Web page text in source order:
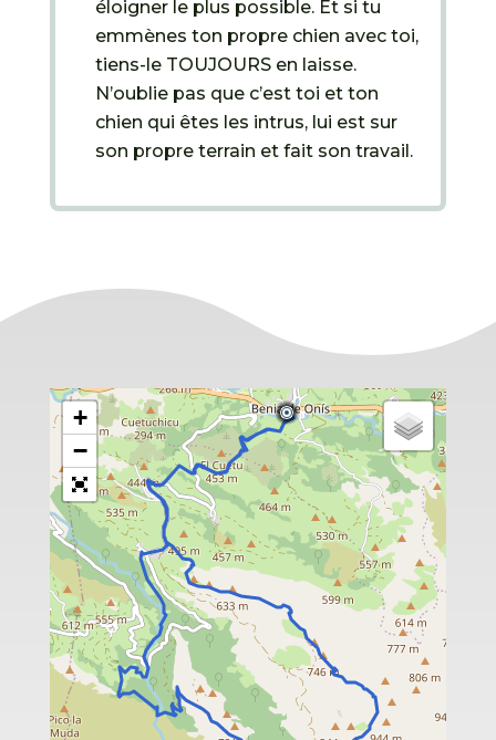
éloigner le plus possible. Et si tu
emmènes ton propre chien avec toi,
tiens-le TOUJOURS en laisse.
N’oublie pas que c’est toi et ton
chien qui êtes les intrus, lui est sur
son propre terrain et fait son travail.
+
−